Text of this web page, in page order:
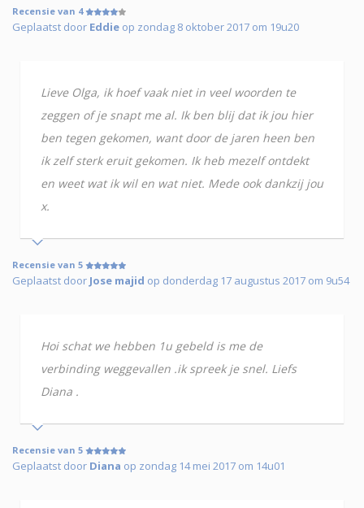
Recensie van 4
Geplaatst door Eddie op zondag 8 oktober 2017 om 19u20
Lieve Olga, ik hoef vaak niet in veel woorden te
zeggen of je snapt me al. Ik ben blij dat ik jou hier
ben tegen gekomen, want door de jaren heen ben
ik zelf sterk eruit gekomen. Ik heb mezelf ontdekt
en weet wat ik wil en wat niet. Mede ook dankzij jou
x.
Recensie van 5
Geplaatst door Jose majid op donderdag 17 augustus 2017 om 9u54
Hoi schat we hebben 1u gebeld is me de
verbinding weggevallen .ik spreek je snel. Liefs
Diana .
Recensie van 5
Geplaatst door Diana op zondag 14 mei 2017 om 14u01